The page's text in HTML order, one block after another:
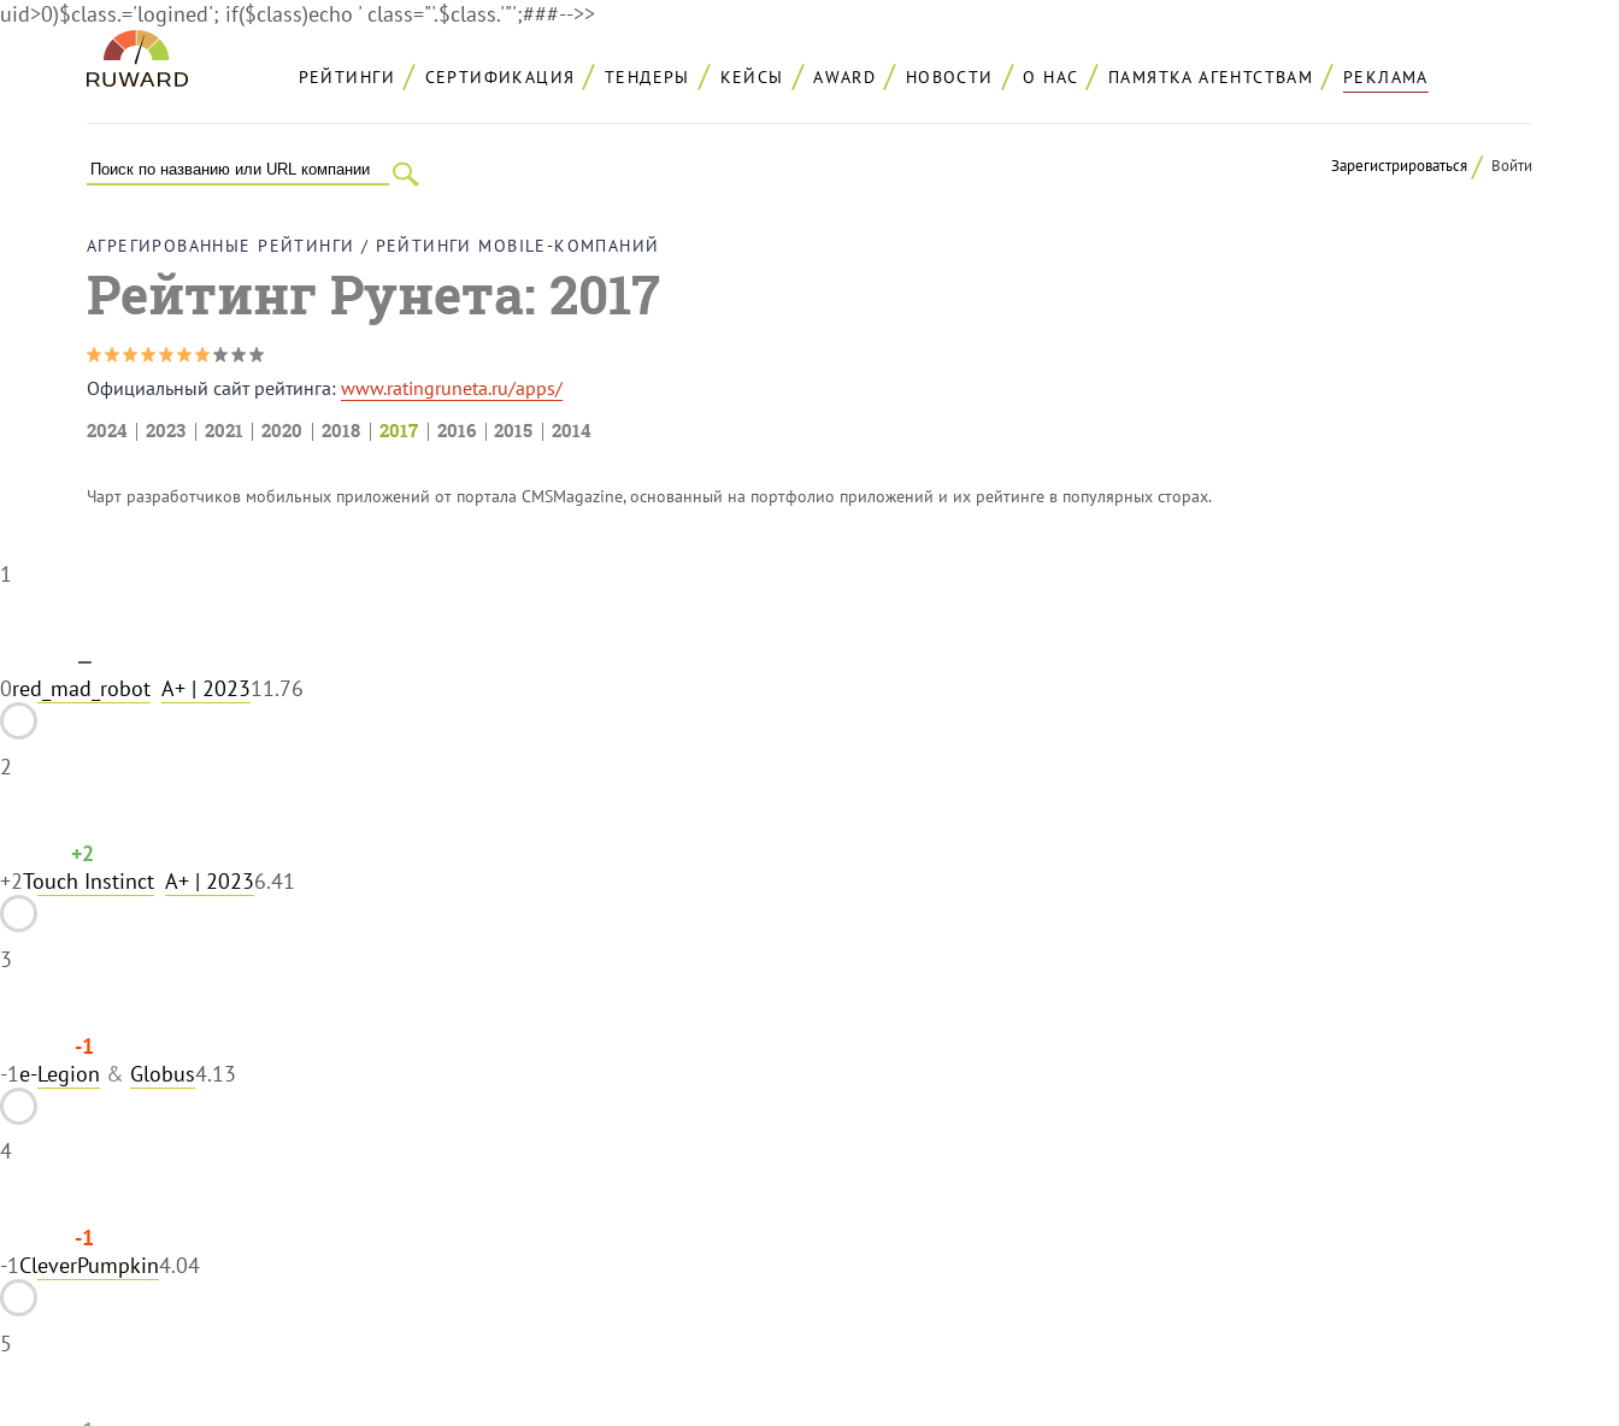
uid>0)$class.='logined'; if($class)echo ' class="'.$class.'"';###-->>
РЕЙТИНГИ СЕРТИФИКАЦИЯ ТЕНДЕРЫ КЕЙСЫ AWARD НОВОСТИ О НАС ПАМЯТКА АГЕНТСТВАМ РЕКЛАМА
Зарегистрироваться Войти
АГРЕГИРОВАННЫЕ РЕЙТИНГИ / РЕЙТИНГИ MOBILE-КОМПАНИЙ
Рейтинг Рунета: 2017
Официальный сайт рейтинга: www.ratingruneta.ru/apps/
2024
2023 2021 2020 2018 2017 2016 2015 2014
Чарт разработчиков мобильных приложений от портала CMSMagazine, основанный на портфолио приложений и их рейтинге в популярных сторах.
1
—
0red_mad_robot A+ | 202311.76
2
+2
+2Touch Instinct A+ | 20236.41
3
-1
-1e-Legion & Globus4.13
4
-1
-1CleverPumpkin4.04
5